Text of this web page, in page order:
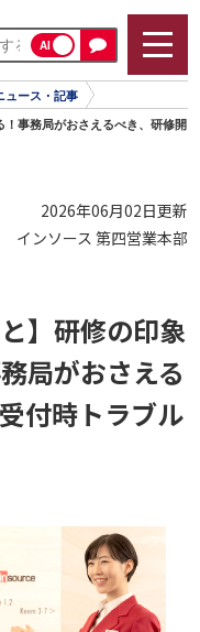
AI
ュース・記事
！事務局がおさえるべき、研修開
2026年06月02日更新
インソース 第四営業本部
】研修の印象
局がおさえる
付時トラブル